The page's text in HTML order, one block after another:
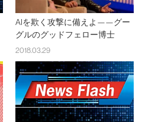
AIを欺く攻撃に備えよ——グー
グルのグッドフェロー博士
2018.03.29